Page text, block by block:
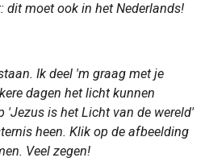
dit moet ook in het Nederlands!
Ik deel 'm graag met je
dagen het licht kunnen
'Jezus is het Licht van de wereld'
heen. Klik op de afbeelding
Veel zegen!